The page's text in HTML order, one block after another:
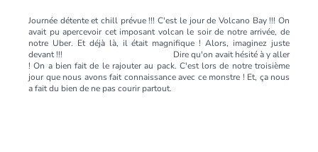
Journée détente et chill prévue !!! C'est le jour de Volcano Bay !!! On
avait pu apercevoir cet imposant volcan le soir de notre arrivée, de
notre Uber. Et déjà là, il était magnifique ! Alors, imaginez juste
devant !!! Dire qu'on avait hésité à y aller
! On a bien fait de le rajouter au pack. C'est lors de notre troisième
jour que nous avons fait connaissance avec ce monstre ! Et, ça nous
a fait du bien de ne pas courir partout.